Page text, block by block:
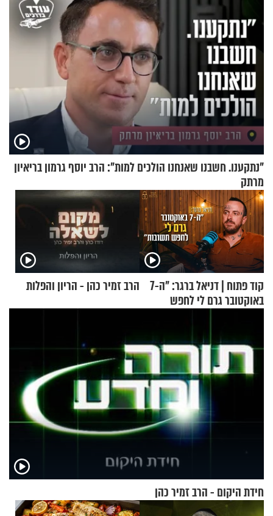
"נתקענו. חשבנו שאנחנו הולכים למות": הרב יוסף גרמון בריאיון
מרתק
קוד פתוח | דניאל ברגר: "ה-7
באוקטובר גרם לי לחפש
הרב זמיר כהן - הריון והפלות
חידת היקום - הרב זמיר כהן